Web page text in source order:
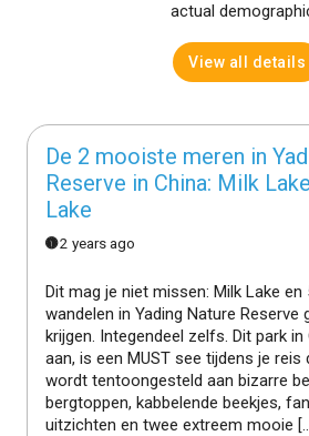
actual
View all details
De 2 mooiste meren in
Reserve in China: Milk
Lake
2 years ago
Dit mag je niet missen: Milk Lake
wandelen in Yading Nature Reserve
krijgen. Integendeel zelfs. Dit park
aan, is een MUST see tijdens je reis
wordt tentoongesteld aan bizarre
bergtoppen, kabbelende beekjes,
uitzichten en twee extreem mooie